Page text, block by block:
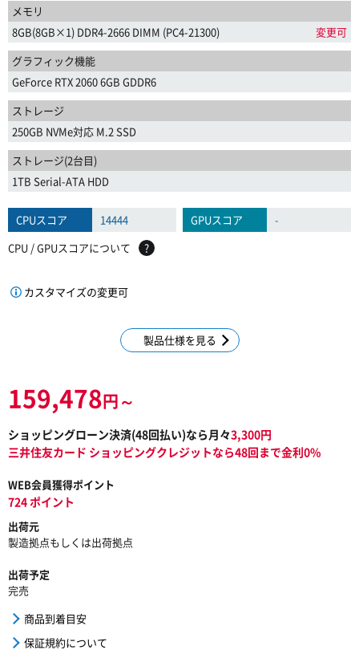
メモリ
8GB(8GB×1) DDR4-2666 DIMM (PC4-21300)
変更可
グラフィック機能
GeForce RTX 2060 6GB GDDR6
ストレージ
250GB NVMe対応 M.2 SSD
ストレージ(2台目)
1TB Serial-ATA HDD
CPUスコア 14444 GPUスコア
-
CPU / GPUスコアについて
?
カスタマイズの変更可
製品仕様を見る
159,478円～
ショッピングローン決済(48回払い)なら月々3,300円
三井住友カード ショッピングクレジットなら48回まで金利0%
WEB会員獲得ポイント
724 ポイント
出荷元
製造拠点もしくは出荷拠点
出荷予定
完売
商品到着目安
保証規約について